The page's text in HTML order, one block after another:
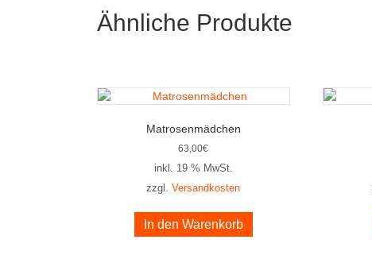
Ähnliche Produkte
Matrosenmädchen
63,00€
inkl. 19 % MwSt.
zzgl.Versandkosten
In den Warenkorb